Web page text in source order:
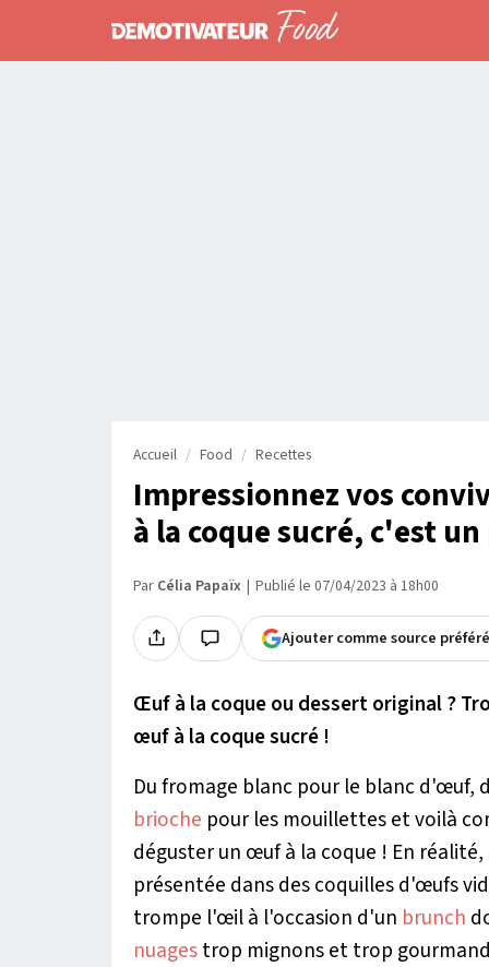
Accueil Food Recettes
Impressionnez vos
à la coque sucré, c'est
Par Célia Papaïx Publié le 07/04/2023 à 18h00
Ajouter comme source
Œuf à la coque ou dessert original ?
œuf à la coque sucré !
Du fromage blanc pour le blanc d'œuf,
brioche pour les mouillettes et voilà
déguster un œuf à la coque ! En
présentée dans des coquilles d'œufs
trompe l'œil à l'occasion d'un brunch
nuagestrop mignons et trop